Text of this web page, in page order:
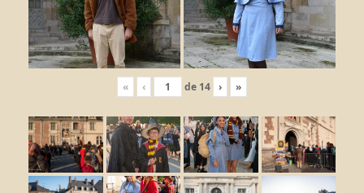
« ‹ de 14 › »